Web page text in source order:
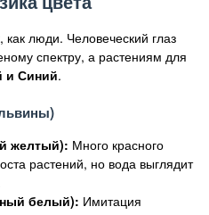
как люди. Человеческий глаз
спектру, а растениям для
и Синий.
желтый): Много красного
растений, но вода выглядит
белый): Имитация